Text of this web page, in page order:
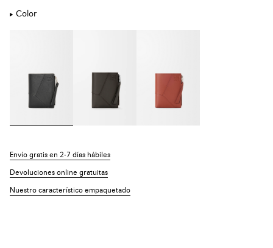
Color
Envío gratis en 2-7 días hábiles
Devoluciones online gratuitas
Nuestro característico empaquetado